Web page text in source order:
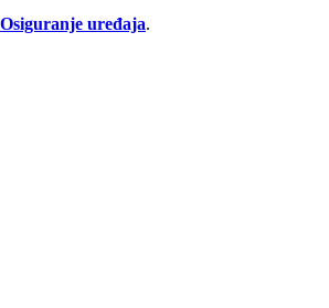
Osiguranje uređaja.